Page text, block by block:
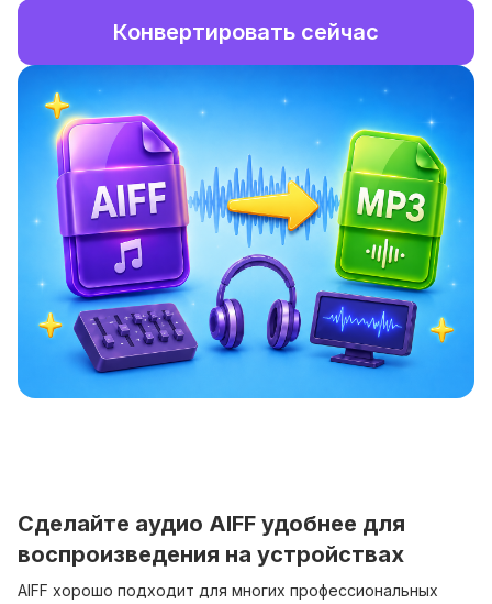
Конвертировать сейчас
Сделайте аудио AIFF удобнее для
воспроизведения на устройствах
AIFF хорошо подходит для многих профессиональных